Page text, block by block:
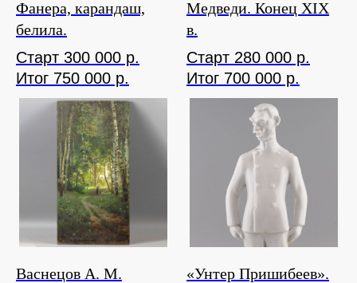
Фанера, карандаш,
белила.
Старт 300 000 р.
Итог 750 000 р.
Медведи. Конец XIX
в.
Старт 280 000 р.
Итог 700 000 р.
Васнецов А. М.
«Унтер Пришибеев».